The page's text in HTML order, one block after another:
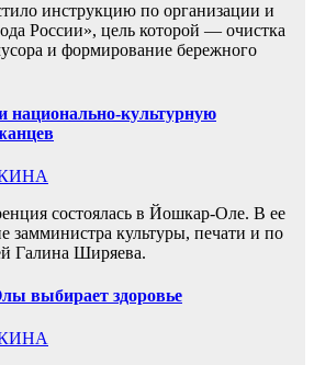
инструкцию по организации и
России», цель которой — очистка
и формирование бережного
культурную
состоялась в Йошкар-Оле. В ее
замминистра культуры, печати и по
Галина Ширяева.
выбирает здоровье